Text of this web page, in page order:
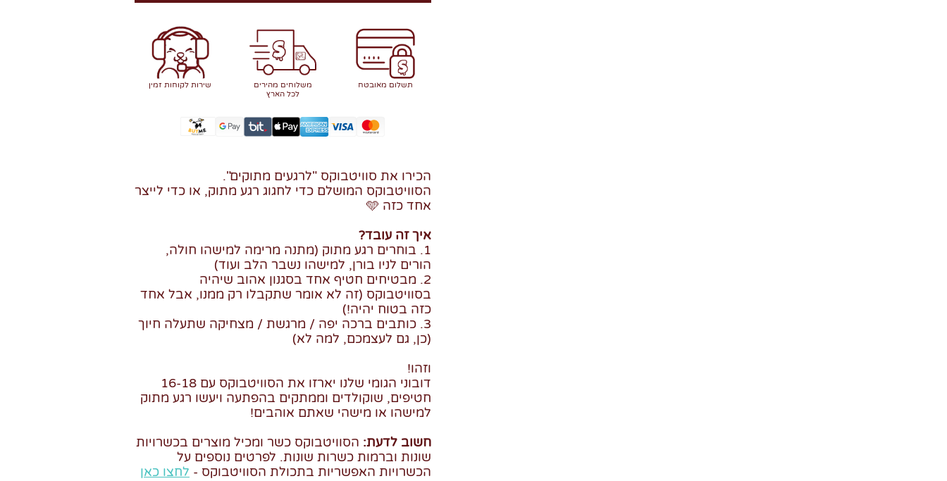
תשלום מאובטח
משלוחים מהירים
לכל הארץ
שירות לקוחות זמין
הכירו את סוויטבוקס "לרגעים מתוקים".
הסוויטבוקס המושלם כדי לחגוג רגע מתוק, או כדי לייצר
אחד כזה 🩵
איך זה עובד?
1. בוחרים רגע מתוק (מתנה מרימה למישהו חולה,
הורים לניו בורן, למישהו נשבר הלב ועוד)
2. מבטיחים חטיף אחד בסגנון אהוב שיהיה
בסוויטבוקס (זה לא אומר שתקבלו רק ממנו, אבל אחד
כזה בטוח יהיה!)
3. כותבים ברכה יפה / מרגשת / מצחיקה שתעלה חיוך
(כן, גם לעצמכם, למה לא)
וזהו!
דובוני הגומי שלנו יארזו את הסוויטבוקס עם 16-18
חטיפים, שוקולדים וממתקים בהפתעה ויעשו רגע מתוק
למישהו או מישהי שאתם אוהבים!
חשוב לדעת: הסוויטבוקס כשר ומכיל מוצרים בכשרויות
שונות וברמות כשרות שונות. לפרטים נוספים על
הכשרויות האפשריות בתכולת הסוויטבוקס - לחצו כאן